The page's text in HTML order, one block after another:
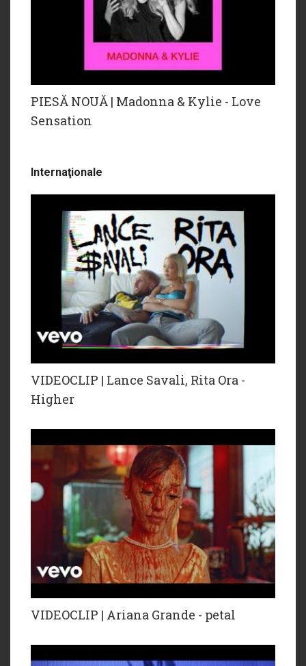
PIESĂ NOUĂ | Madonna & Kylie - Love
Sensation
Internaţionale
VIDEOCLIP | Lance Savali, Rita Ora -
Higher
VIDEOCLIP | Ariana Grande - petal